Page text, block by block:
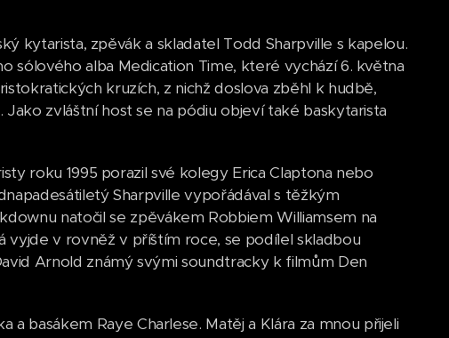
kytarista, zpěvák a skladatel Todd Sharpville s kapelou.
sólového alba Medication Time, které vychází 6. května
kruzích, z nichž doslova zběhl k hudbě,
zvláštní host se na pódiu objeví také baskytarista
roku 1995 porazil své kolegy Erica Claptona nebo
Sharpville vypořádával s těžkým
natočil se zpěvákem Robbiem Williamsem na
vyjde v rovněž v příštím roce, se podílel skladbou
Arnold známý svými soundtracky k filmům Den
basákem Raye Charlese. Matěj a Klára za mnou přijeli